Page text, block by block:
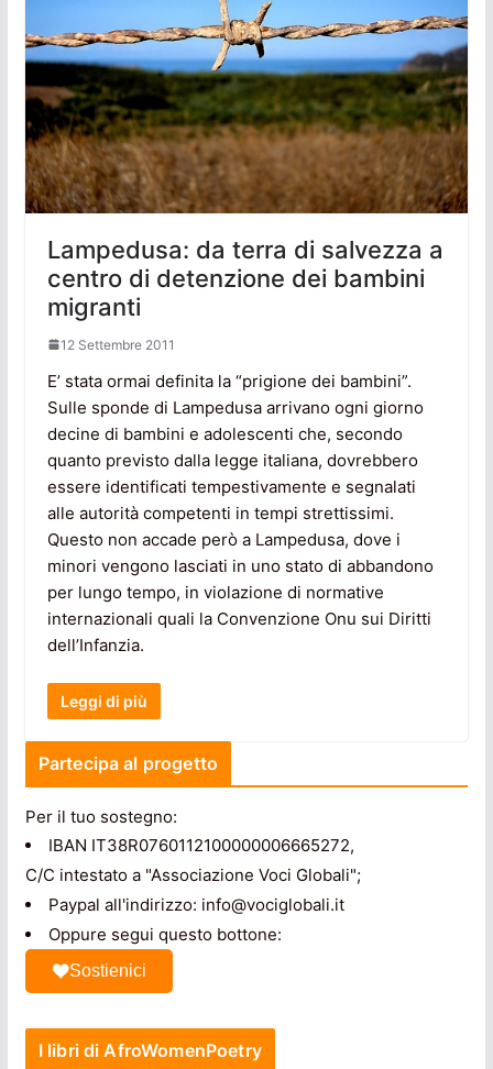
Lampedusa: da terra di salvezza a
centro di detenzione dei bambini
migranti
12 Settembre 2011
E’ stata ormai definita la “prigione dei bambini”.
Sulle sponde di Lampedusa arrivano ogni giorno
decine di bambini e adolescenti che, secondo
quanto previsto dalla legge italiana, dovrebbero
essere identificati tempestivamente e segnalati
alle autorità competenti in tempi strettissimi.
Questo non accade però a Lampedusa, dove i
minori vengono lasciati in uno stato di abbandono
per lungo tempo, in violazione di normative
internazionali quali la Convenzione Onu sui Diritti
dell’Infanzia.
Leggi di più
Partecipa al progetto
Per il tuo sostegno:
IBAN IT38R0760112100000006665272,
C/C intestato a "Associazione Voci Globali";
Paypal all'indirizzo: info@vociglobali.it
Oppure segui questo bottone:
Sostienici
I libri di AfroWomenPoetry